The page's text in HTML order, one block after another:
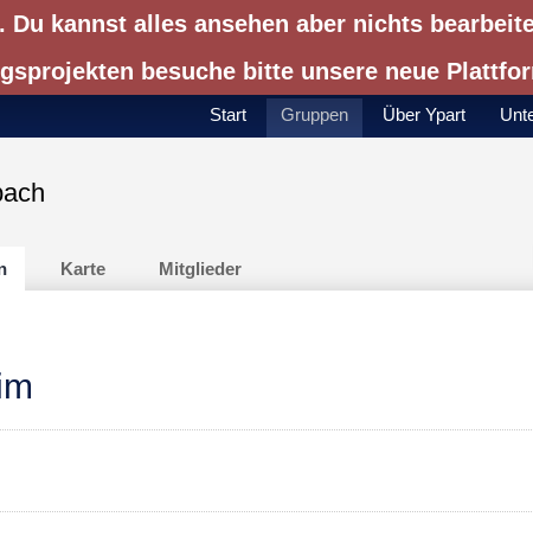
kannst alles ansehen aber nichts
besuche bitte unsere neue
Start Gruppen Über Ypart
Karte Mitglieder